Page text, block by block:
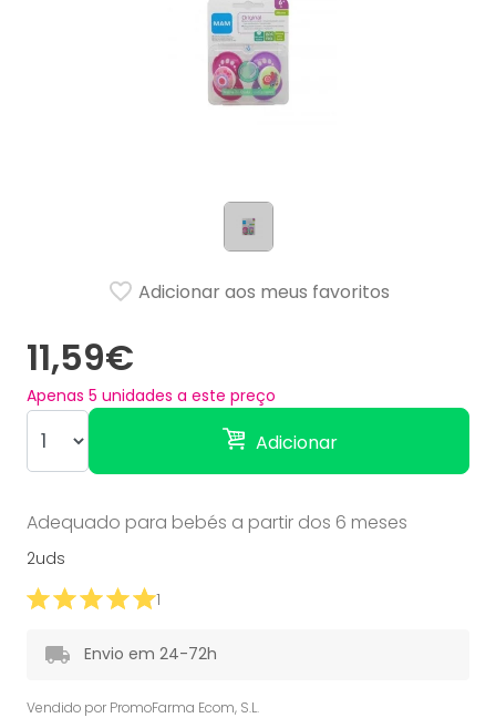
11,59€
Apenas 5 unidades a este preço
Adicionar
Adicionar aos meus favoritos
Adequado para bebés a partir dos 6 meses
2uds
1
Envio em 24-72h
Vendido por PromoFarma Ecom, S.L.